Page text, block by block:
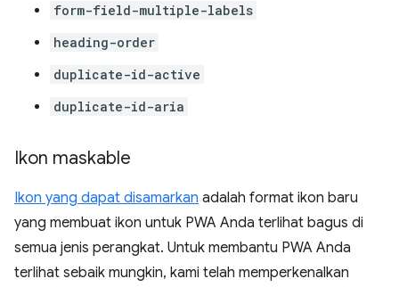
form-field-multiple-labels
heading-order
duplicate-id-active
duplicate-id-aria
Ikon maskable
Ikon yang dapat disamarkan adalah format ikon baru
yang membuat ikon untuk PWA Anda terlihat bagus di
semua jenis perangkat. Untuk membantu PWA Anda
terlihat sebaik mungkin, kami telah memperkenalkan